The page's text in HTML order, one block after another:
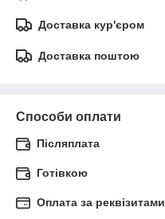
Доставка кур'єром
Доставка поштою
Способи оплати
Післяплата
Готівкою
Оплата за реквізитами